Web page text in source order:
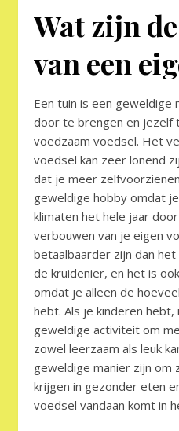
Wat zijn
van een
Een tuin is een
door te brengen en jezelf
voedzaam voedsel. Het
voedsel kan zeer lonend
dat je meer
geweldige hobby omdat
klimaten het hele jaar
verbouwen van je eigen
betaalbaarder zijn dan
de kruidenier, en het is
omdat je alleen de
hebt. Als je kinderen hebt,
geweldige activiteit om
zowel leerzaam als leuk
geweldige manier zijn
krijgen in gezonder eten
voedsel vandaan komt in